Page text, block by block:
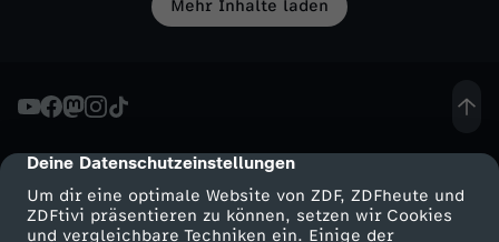
cmp-dialog-description
Deine Datenschutzeinstellungen
Um dir eine optimale Website von ZDF, ZDFheute und
ZDFtivi präsentieren zu können, setzen wir Cookies
und vergleichbare Techniken ein. Einige der
r
g
m
m
e
a
u
s
u
r
d
e
i
c
h
n
s
i
n
e
E
e
e
r
b
e
M
a
m
Mehr Inhalte laden